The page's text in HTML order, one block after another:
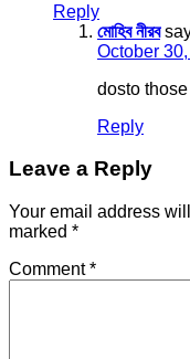
Reply
মোহিব নীরব
October
dosto
Reply
Leave a Reply
Your email address
marked *
Comment*